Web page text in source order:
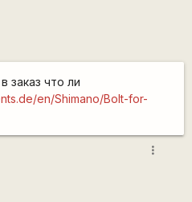
заказ что ли
en/Shimano/Bolt-for-
more_vert